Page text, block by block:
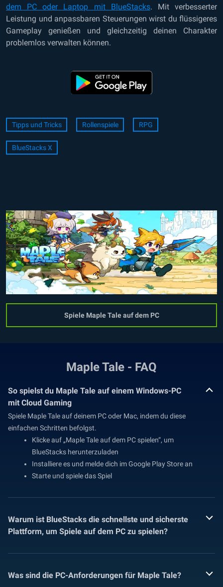
dem PC oder Laptop mit BlueStacks. Mit verbesserter
Leistung und anpassbaren Steuerungen wirst du flüssigeres
Gameplay genießen und gleichzeitig deinen Charakter
problemlos verwalten können.
Tipps und Tricks Rollenspiele RPG
BlueStacks X
Spiele Maple Tale auf dem PC
Maple Tale - FAQ
So spielst du Maple Tale auf einem Windows-PC
mit Cloud Gaming
Spiele Maple Tale auf deinem PC oder Mac, indem du diese
einfachen Schritten befolgst.
Klicke auf „Maple Tale auf dem PC spielen“, um
BlueStacks herunterzuladen
Installiere es und melde dich im Google Play Store an
Starte und spiele das Spiel
Warum ist BlueStacks die schnellste und sicherste
Plattform, um Spiele auf dem PC zu spielen?
Was sind die PC-Anforderungen für Maple Tale?